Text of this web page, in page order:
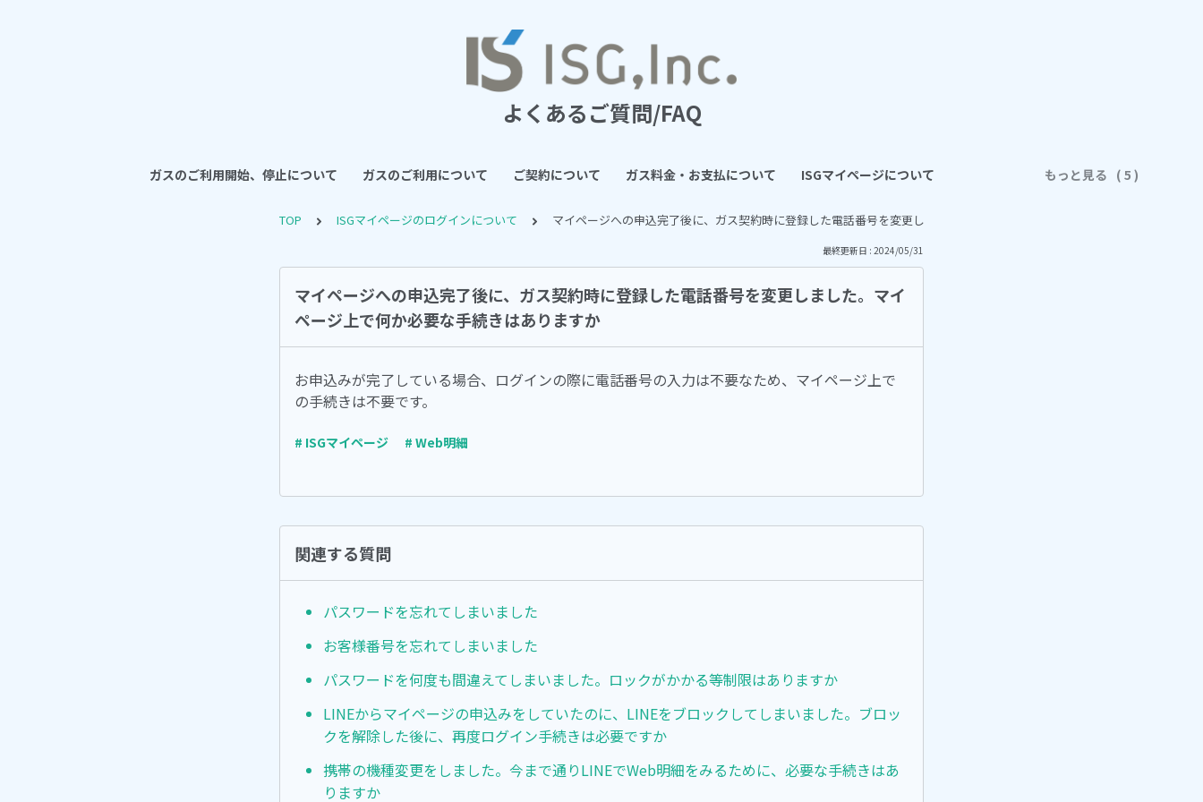
よくあるご質問/FAQ
ガスのご利用開始、停止について ガスのご利用について ご契約について ガス料金・お支払について ISGマイページについて もっと見る
TOP ISGマイページのログインについて マイページへの申込完了後に、ガス契約時に登録した電話番号を変更しました。マイページ上で何か必要な手続きはありま
最終更新日 : 2024/05/31
マイページへの申込完了後に、ガス契約時に登録した電話番号を変更しました。マイ
ページ上で何か必要な手続きはありますか
お申込みが完了している場合、ログインの際に電話番号の入力は不要なため、マイページ上で
の手続きは不要です。
# ISGマイページ # Web明細
関連する質問
パスワードを忘れてしまいました
お客様番号を忘れてしまいました
パスワードを何度も間違えてしまいました。ロックがかかる等制限はありますか
LINEからマイページの申込みをしていたのに、LINEをブロックしてしまいました。ブロッ
クを解除した後に、再度ログイン手続きは必要ですか
携帯の機種変更をしました。今まで通りLINEでWeb明細をみるために、必要な手続きはあ
りますか